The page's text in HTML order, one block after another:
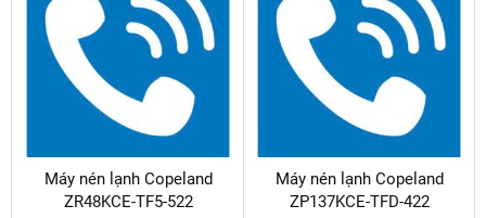
Máy nén lạnh Copeland
ZR48KCE-TF5-522
Máy nén lạnh Copeland
ZP137KCE-TFD-422